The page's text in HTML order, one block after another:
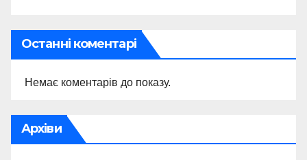
Останні коментарі
Немає коментарів до показу.
Архіви